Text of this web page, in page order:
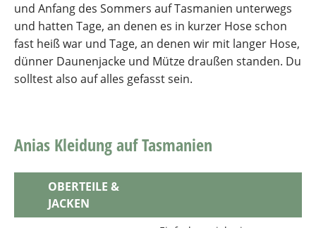
und Anfang des Sommers auf Tasmanien unterwegs
und hatten Tage, an denen es in kurzer Hose schon
fast heiß war und Tage, an denen wir mit langer Hose,
dünner Daunenjacke und Mütze draußen standen. Du
solltest also auf alles gefasst sein.
Anias Kleidung auf Tasmanien
OBERTEILE &
JACKEN